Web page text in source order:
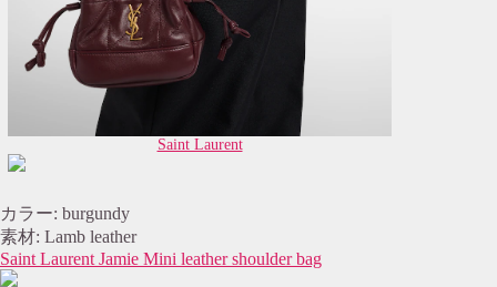
Saint Laurent
カラー: burgundy
素材: Lamb leather
Saint Laurent Jamie Mini leather shoulder bag